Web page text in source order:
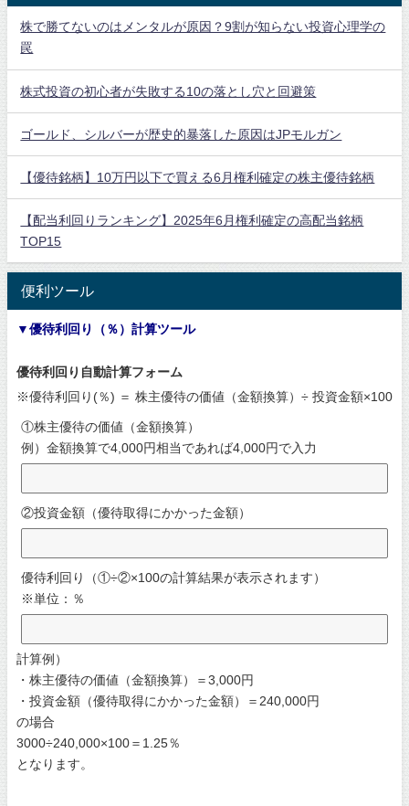
株で勝てないのはメンタルが原因？9割が知らない投資心理学の
罠
株式投資の初心者が失敗する10の落とし穴と回避策
ゴールド、シルバーが歴史的暴落した原因はJPモルガン
【優待銘柄】10万円以下で買える6月権利確定の株主優待銘柄
【配当利回りランキング】2025年6月権利確定の高配当銘柄
TOP15
便利ツール
▼優待利回り（％）計算ツール
優待利回り自動計算フォーム
※優待利回り(％) ＝ 株主優待の価値（金額換算）÷ 投資金額×100
①株主優待の価値（金額換算）
例）金額換算で4,000円相当であれば4,000円で入力
②投資金額（優待取得にかかった金額）
優待利回り（①÷②×100の計算結果が表示されます）
※単位：％
計算例）
・株主優待の価値（金額換算）＝3,000円
・投資金額（優待取得にかかった金額）＝240,000円
の場合
3000÷240,000×100＝1.25％
となります。